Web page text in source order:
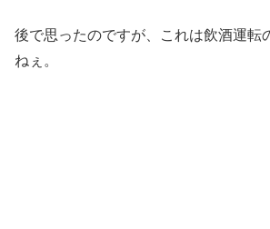
後で思ったのですが、これは飲酒運転
ねぇ。